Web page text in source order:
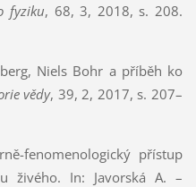
fyziku, 68, 3, 2018, s. 208.
Niels Bohr a příběh ko
vědy, 39, 2, 2017, s. 207–
fenomenologický přístup
živého. In: Javorská A. –